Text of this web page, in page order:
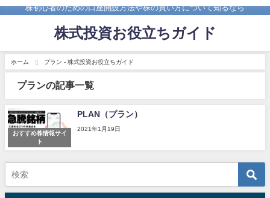
株初心者のための口座開設方法や株の買い方について知るなら
株式投資お役立ちガイド
ホーム プラン - 株式投資お役立ちガイド
プランの記事一覧
おすすめ株情報サイ
ト
PLAN（プラン）
2021年1月19日